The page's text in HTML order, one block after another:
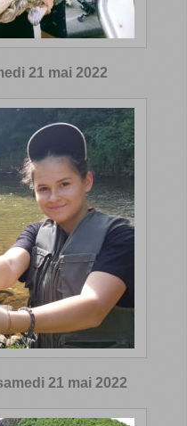
21 mai 2022
21 mai 2022